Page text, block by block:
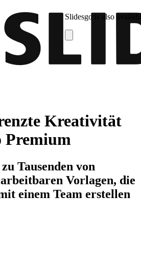
Slidesgo is also
Kreativität
Premium
Tausenden von
Vorlagen, die
einem Team erstellen